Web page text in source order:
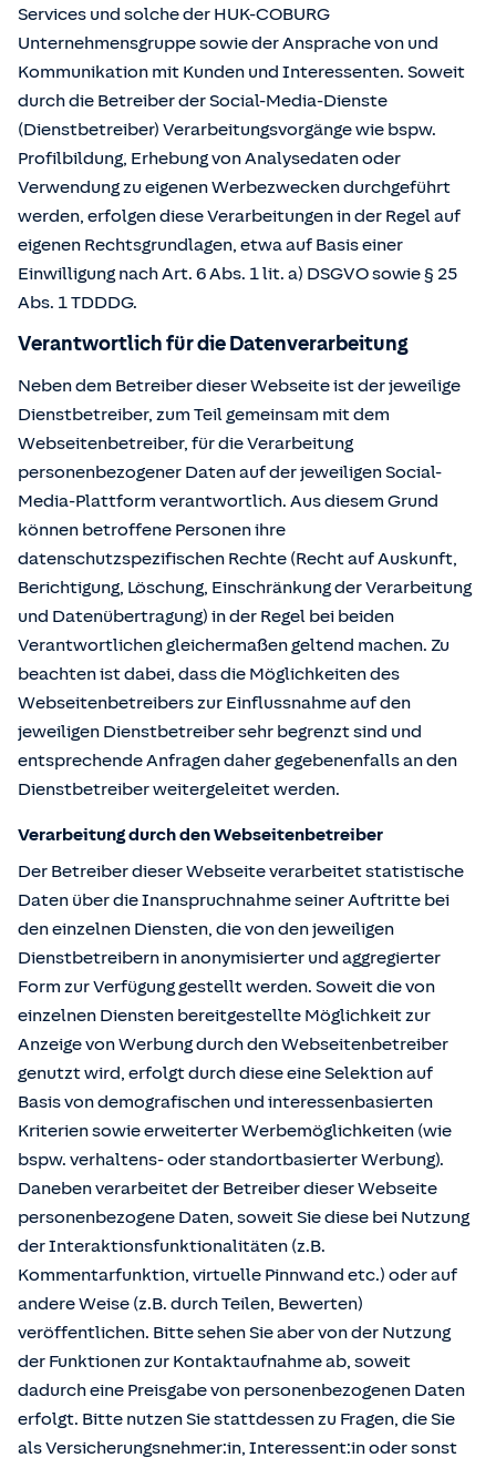
Services und solche der HUK-COBURG
Unternehmensgruppe sowie der Ansprache von und
Kommunikation mit Kunden und Interessenten. Soweit
durch die Betreiber der Social-Media-Dienste
(Dienstbetreiber) Verarbeitungsvorgänge wie bspw.
Profilbildung, Erhebung von Analysedaten oder
Verwendung zu eigenen Werbezwecken durchgeführt
werden, erfolgen diese Verarbeitungen in der Regel auf
eigenen Rechtsgrundlagen, etwa auf Basis einer
Einwilligung nach Art. 6 Abs. 1 lit. a) DSGVO sowie § 25
Abs. 1 TDDDG.
Verantwortlich für die Datenverarbeitung
Neben dem Betreiber dieser Webseite ist der jeweilige
Dienstbetreiber, zum Teil gemeinsam mit dem
Webseitenbetreiber, für die Verarbeitung
personenbezogener Daten auf der jeweiligen Social-
Media-Plattform verantwortlich. Aus diesem Grund
können betroffene Personen ihre
datenschutzspezifischen Rechte (Recht auf Auskunft,
Berichtigung, Löschung, Einschränkung der Verarbeitung
und Datenübertragung) in der Regel bei beiden
Verantwortlichen gleichermaßen geltend machen. Zu
beachten ist dabei, dass die Möglichkeiten des
Webseitenbetreibers zur Einflussnahme auf den
jeweiligen Dienstbetreiber sehr begrenzt sind und
entsprechende Anfragen daher gegebenenfalls an den
Dienstbetreiber weitergeleitet werden.
Verarbeitung durch den Webseitenbetreiber
Der Betreiber dieser Webseite verarbeitet statistische
Daten über die Inanspruchnahme seiner Auftritte bei
den einzelnen Diensten, die von den jeweiligen
Dienstbetreibern in anonymisierter und aggregierter
Form zur Verfügung gestellt werden. Soweit die von
einzelnen Diensten bereitgestellte Möglichkeit zur
Anzeige von Werbung durch den Webseitenbetreiber
genutzt wird, erfolgt durch diese eine Selektion auf
Basis von demografischen und interessenbasierten
Kriterien sowie erweiterter Werbemöglichkeiten (wie
bspw. verhaltens- oder standortbasierter Werbung).
Daneben verarbeitet der Betreiber dieser Webseite
personenbezogene Daten, soweit Sie diese bei Nutzung
der Interaktionsfunktionalitäten (z.B.
Kommentarfunktion, virtuelle Pinnwand etc.) oder auf
andere Weise (z.B. durch Teilen, Bewerten)
veröffentlichen. Bitte sehen Sie aber von der Nutzung
der Funktionen zur Kontaktaufnahme ab, soweit
dadurch eine Preisgabe von personenbezogenen Daten
erfolgt. Bitte nutzen Sie stattdessen zu Fragen, die Sie
als Versicherungsnehmer:in, Interessent:in oder sonst